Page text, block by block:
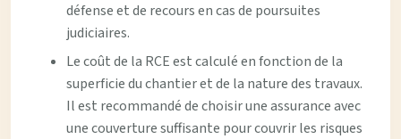
défense et de recours en cas de poursuites
judiciaires.
Le coût de la RCE est calculé en fonction de la
superficie du chantier et de la nature des travaux.
Il est recommandé de choisir une assurance avec
une couverture suffisante pour couvrir les risques